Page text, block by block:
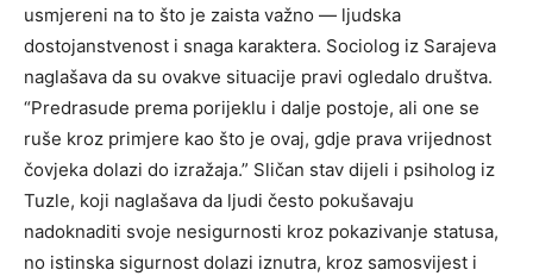
usmjereni na to što je zaista važno — ljudska
dostojanstvenost i snaga karaktera. Sociolog iz Sarajeva
naglašava da su ovakve situacije pravi ogledalo društva.
“Predrasude prema porijeklu i dalje postoje, ali one se
ruše kroz primjere kao što je ovaj, gdje prava vrijednost
čovjeka dolazi do izražaja.” Sličan stav dijeli i psiholog iz
Tuzle, koji naglašava da ljudi često pokušavaju
nadoknaditi svoje nesigurnosti kroz pokazivanje statusa,
no istinska sigurnost dolazi iznutra, kroz samosvijest i